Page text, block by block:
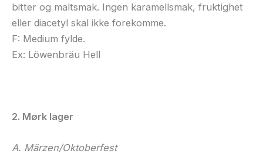
bitter og maltsmak. Ingen karamellsmak, fruktighet
eller diacetyl skal ikke forekomme.
F: Medium fylde.
Ex: Löwenbräu Hell
2. Mørk lager
A. Märzen/Oktoberfest